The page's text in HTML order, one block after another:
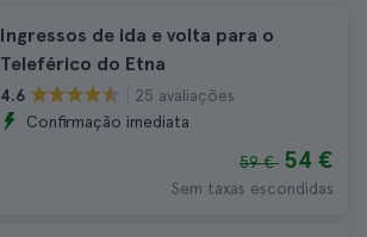
Ingressos de ida e volta para o
Teleférico do Etna
4.6
25 avaliações
Confirmação imediata
59 € 54 €
Sem taxas escondidas